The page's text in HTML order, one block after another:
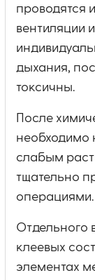
проводятся
вентиляции
дыхания,
токсичны.
После
необходимо
слабым
тщательно
операциями.
Отдельного
клеевых
элементах